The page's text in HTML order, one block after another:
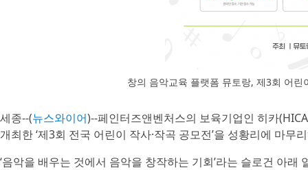
창의 음악교육 플랫폼 뮤토랑, 제3회 어
세종--(뉴스와이어)--페인터즈앤벤처스의 보육기업인 히카
개최한 ‘제3회 전국 어린이 작사·작곡 공모전’을 성황리에 마
‘음악을 배우는 것에서 음악을 창작하는 기회’라는 슬로건 아